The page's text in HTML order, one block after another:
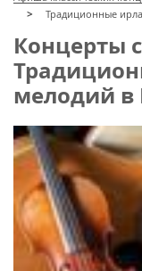
с 10:00 до 20:00
Традиционные
Концерты
мелодий в